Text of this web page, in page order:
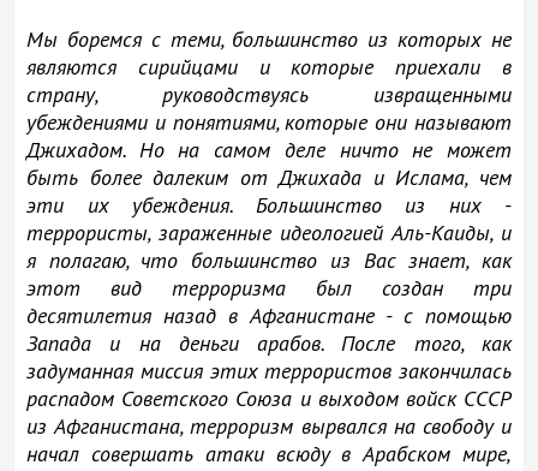
Мы боремся с теми, большинство из которых не
являются сирийцами и которые приехали в
страну, руководствуясь извращенными
убеждениями и понятиями, которые они называют
Джихадом. Но на самом деле ничто не может
быть более далеким от Джихада и Ислама, чем
эти их убеждения. Большинство из них -
террористы, зараженные идеологией Аль-Каиды, и
я полагаю, что большинство из Вас знает, как
этот вид терроризма был создан три
десятилетия назад в Афганистане - с помощью
Запада и на деньги арабов. После того, как
задуманная миссия этих террористов закончилась
распадом Советского Союза и выходом войск СССР
из Афганистана, терроризм вырвался на свободу и
начал совершать атаки всюду в Арабском мире,